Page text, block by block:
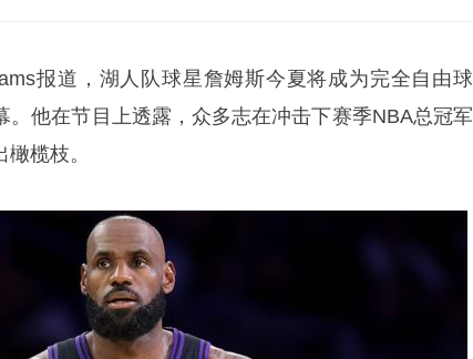
报道，湖人队球星詹姆斯今夏将成为完全自由球
。他在节目上透露，众多志在冲击下赛季NBA总冠军
榄枝。